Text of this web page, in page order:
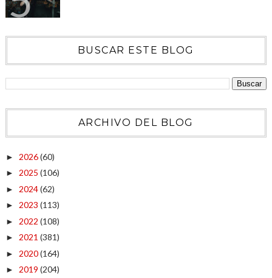
BUSCAR ESTE BLOG
ARCHIVO DEL BLOG
► 2026(60)
► 2025 (106)
► 2024(62)
► 2023 (113)
► 2022 (108)
► 2021 (381)
► 2020(164)
► 2019 (204)